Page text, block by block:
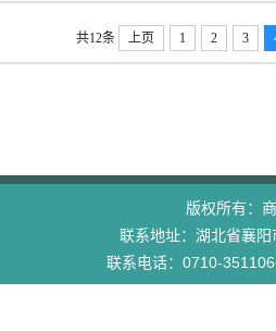
共12条 上页 1 2 3
版权所有：
联系地址：湖北省襄
联系电话：0710-